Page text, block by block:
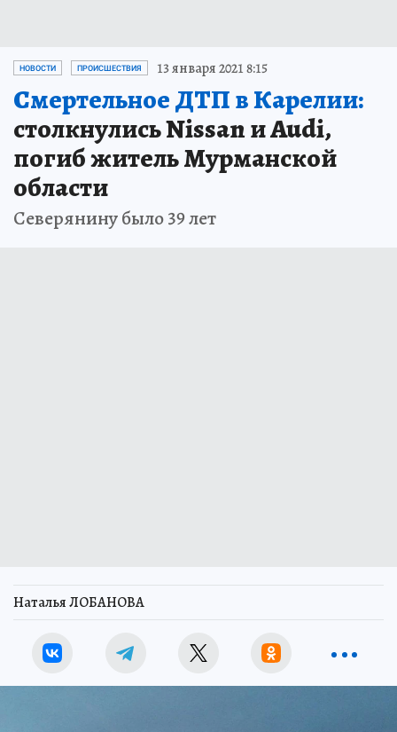
НОВОСТИ ПРОИСШЕСТВИЯ 13 января 2021 8:15
Смертельное ДТП в Карелии:
столкнулись Nissan и Audi,
погиб житель Мурманской
области
Северянину было 39 лет
Наталья ЛОБАНОВА